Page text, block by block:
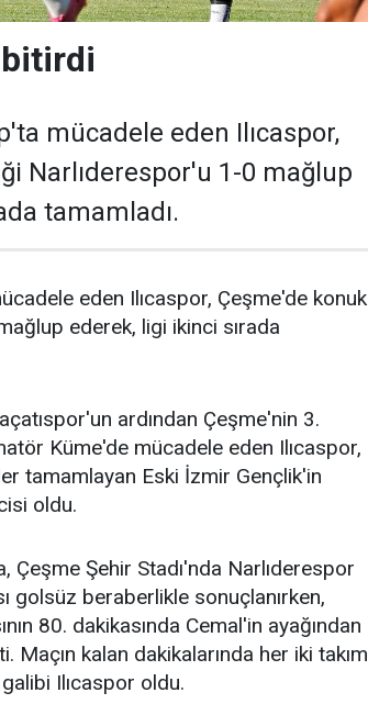
mücadele eden Ilıcaspor,
Narlıderespor'u 1-0 mağlup
tamamladı.
eden Ilıcaspor, Çeşme'de konuk
ederek, ligi ikinci sırada
ardından Çeşme'nin 3.
Küme'de mücadele eden Ilıcaspor,
tamamlayan Eski İzmir Gençlik'in
oldu.
Çeşme Şehir Stadı'nda Narlıderespor
golsüz beraberlikle sonuçlanırken,
80. dakikasında Cemal'in ayağından
kalan dakikalarında her iki takım
Ilıcaspor oldu.